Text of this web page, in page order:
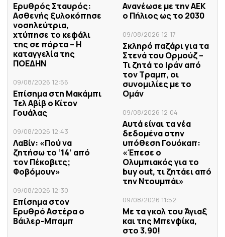
Ερυθρός Σταυρός:
Ασθενής ξυλοκόπησε
νοσηλεύτρια,
χτύπησε το κεφάλι
της σε πόρτα – Η
καταγγελία της
ΠΟΕΔΗΝ
09/08/2026 12:56
Επίσημα στη Μακάμπι
Τελ Αβίβ ο Κίτον
Γουάλας
09/08/2026 12:43
ΛαΒίν: «Πού να
ζητήσω το ‘14’ από
τον Πέκοβιτς;
Φοβόμουν»
09/08/2026 12:30
Επίσημα στον
Ερυθρό Αστέρα ο
Βάιλερ-Μπαμπ
Ανανέωσε με την ΑΕΚ
ο Πήλιος ως το 2030
09/08/2026 12:17
Σκληρό παζάρι για τα
Στενά του Ορμούζ –
Τι ζητά το Ιράν από
τον Τραμπ, οι
συνομιλίες με το
Ομάν
09/08/2026 12:04
Αυτά είναι τα νέα
δεδομένα στην
υπόθεση Γουόκαπ:
«Έπεσε ο
Ολυμπιακός για το
buy out, τι ζητάει από
την Ντουμπάι»
09/08/2026 11:52
Με τα γκολ του Άγιαξ
και της Μπενφίκα,
στο 3.90!